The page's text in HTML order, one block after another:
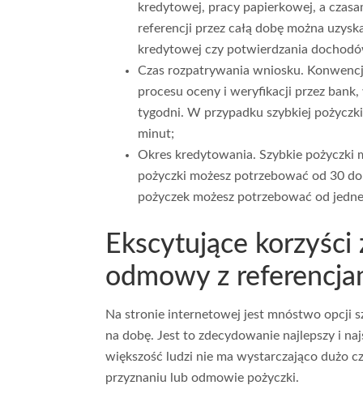
kredytowej, pracy papierkowej, a
referencji przez całą dobę można
kredytowej czy potwierdzania
Czas rozpatrywania wniosku.
procesu oceny i weryfikacji przez
tygodni. W przypadku szybkiej
minut;
Okres kredytowania. Szybkie pożyczki
pożyczki możesz potrzebować od 30
pożyczek możesz potrzebować od
Ekscytujące
odmowy z
Na stronie internetowej jest mnóstwo opcji
na dobę. Jest to zdecydowanie najlepszy i
większość ludzi nie ma wystarczająco dużo
przyznaniu lub odmowie pożyczki.